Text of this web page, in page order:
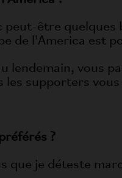
peut-être quelques
de l'America est
lendemain, vous
les supporters
?
que je déteste